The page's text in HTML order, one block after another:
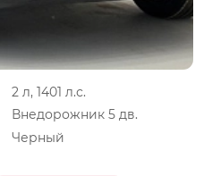
2 л, 1401 л.с.
Внедорожник 5 дв.
Черный